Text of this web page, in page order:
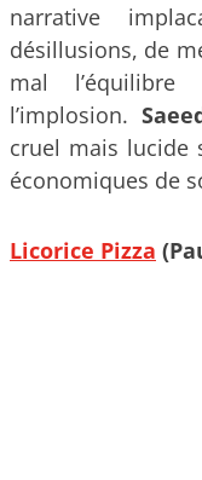
narrative
désillusions, de
mal
l’implosion.
cruel mais lucide
économiques de
Licorice Pizza